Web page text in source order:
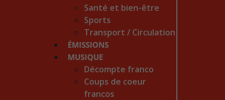
Santé et bien-être
Sports
Transport / Circulation
ÉMISSIONS
MUSIQUE
Décompte franco
Coups de coeur
francos